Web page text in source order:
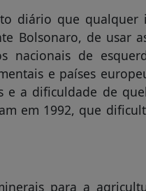
diário que
Bolsonaro, de usar
nacionais de
e países
a dificuldade de
em 1992, que
para a